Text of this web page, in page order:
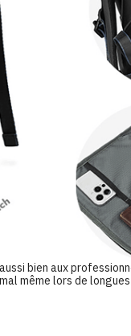
bien aux
même lors de